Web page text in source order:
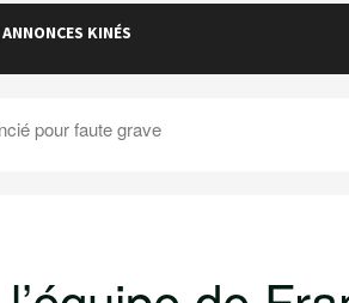
ANNONCES KINÉS
pour faute grave